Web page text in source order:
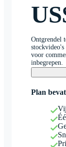
Ontgrendel
voor
inbegrepen.
Plan